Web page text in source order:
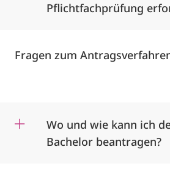
Pflichtfachprüfung
Fragen zum
Wo und wie kann ich
Bachelor beantragen?